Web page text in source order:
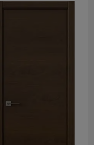
новинки